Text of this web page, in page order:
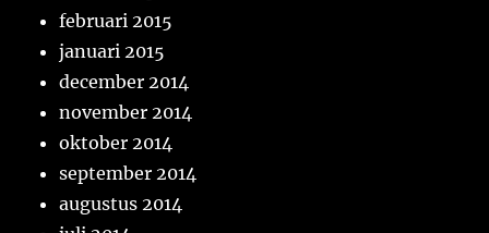
februari 2015
januari 2015
december 2014
november 2014
oktober 2014
september 2014
augustus 2014